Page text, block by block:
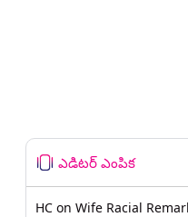
ఎడిటర్ ఎంపిక
HC on Wife Racial